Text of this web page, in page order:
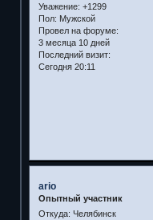
Уважение: +1299
Пол: Мужской
Провел на форуме:
3 месяца 10 дней
Последний визит:
Сегодня 20:11
ario
Опытный участник
Откуда: Челябинск